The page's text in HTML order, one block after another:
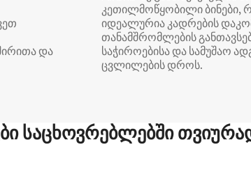
და
კეთილმოწყობილი ბინები,
იდეალურია კადრების
თანამშრომლების
საჭიროებისა და სამუშაო
ცვლილების დროს.
საცხოვრებლებში